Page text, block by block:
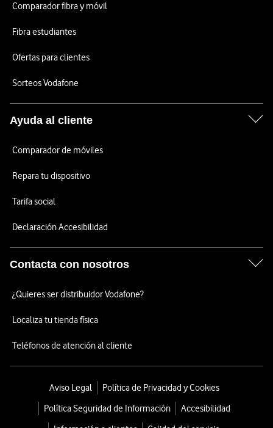
Comparador fibra y móvil
Fibra estudiantes
Ofertas para clientes
Sorteos Vodafone
Ayuda al cliente
Comparador de móviles
Repara tu dispositivo
Tarifa social
Declaración Accesibilidad
Contacta con nosotros
¿Quieres ser distribuidor Vodafone?
Localiza tu tienda física
Teléfonos de atención al cliente
Aviso Legal
Política de Privacidad y Cookies
Política Seguridad de Información
Accesibilidad